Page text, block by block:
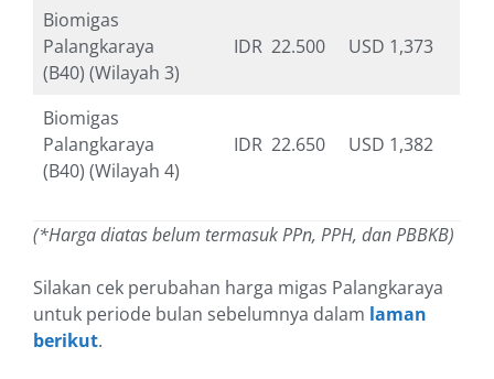
Biomigas
Palangkaraya
(B40) (Wilayah 3)
IDR 22.500 USD 1,373
Biomigas
Palangkaraya
(B40) (Wilayah 4)
IDR 22.650 USD 1,382
(*Harga diatas belum termasuk PPn, PPH, dan PBBKB)
Silakan cek perubahan harga migas Palangkaraya
untuk periode bulan sebelumnya dalam laman
berikut.